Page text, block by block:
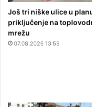
Još tri niške ulice u
priključenje na
mrežu
07.08.2026 13:55